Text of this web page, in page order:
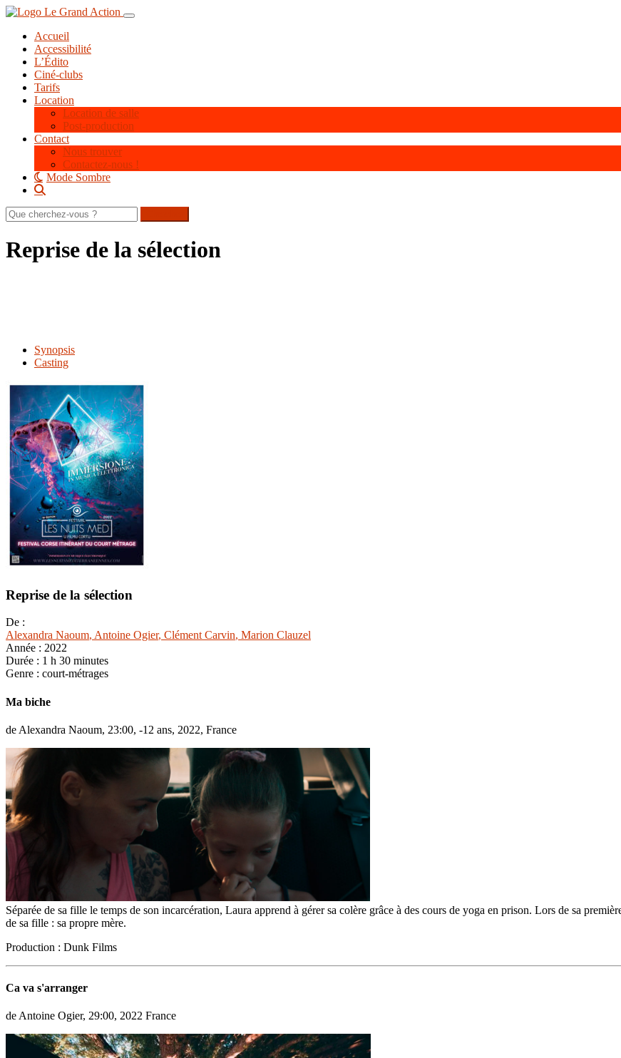
Aller
contenu
principal
Toggle navigation
Accueil
Accessibilité
L’Édito
Ciné-clubs
Tarifs
Location
Location de salle
Post-production
Contact
Nous trouver
Contactez-nous !
Mode Sombre
Rechercher
sur
site
Reprise de la sélection
Synopsis
Casting
Reprise de la sélection
De :
Alexandra Naoum, Antoine Ogier, Clément Carvin, Marion Clauzel
Année : 2022
Durée : 1 h 30 minutes
Genre : court-métrages
Ma biche
de Alexandra Naoum, 23:00, -12 ans, 2022, France
Séparée de sa fille le temps de son incarcération, Laura apprend à gérer sa colère grâce à des cours de yoga en prison. Lors de sa
de sa fille : sa propre mère.
Production : Dunk Films
Ca va s'arranger
de Antoine Ogier, 29:00, 2022 France